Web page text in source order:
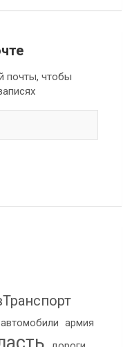
почты, чтобы
автомобили армия